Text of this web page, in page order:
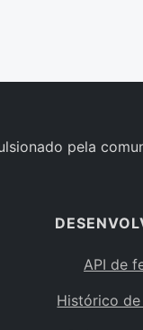
pela
API de
Histórico